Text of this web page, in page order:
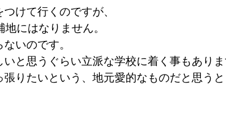
けて行くのですが、
にはなりません。
いのです。
と思うぐらい立派な学校に着く事もありま
りたいという、地元愛的なものだと思う